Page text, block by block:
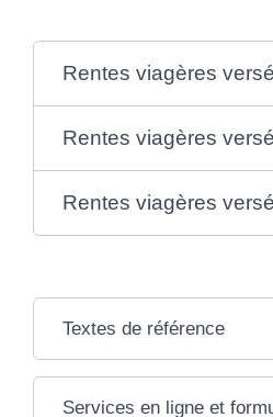
Rentes viagères
Rentes viagères
Rentes viagères
Textes de référence
Services en ligne et